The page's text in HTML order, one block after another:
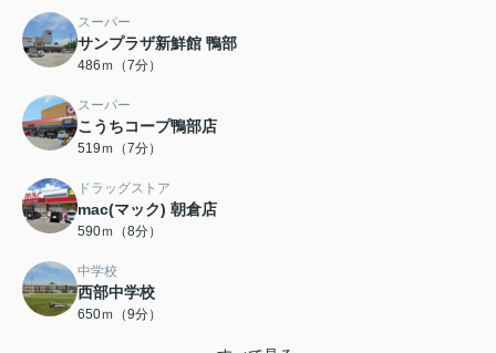
スーパー
サンプラザ新鮮館 鴨部
486ｍ（7分）
スーパー
こうちコープ鴨部店
519ｍ（7分）
ドラッグストア
mac(マック) 朝倉店
590ｍ（8分）
中学校
西部中学校
650ｍ（9分）